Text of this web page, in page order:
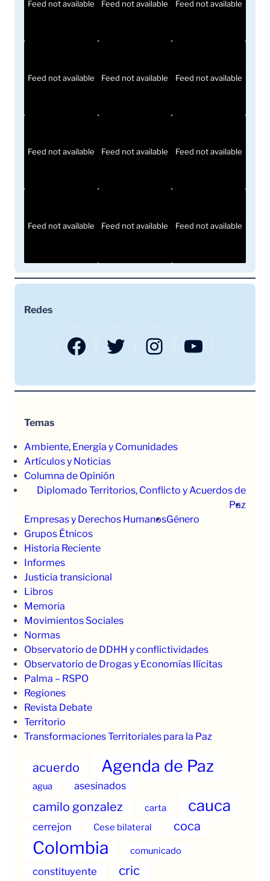
Feed not available Feed not available Feed not available
Feed not available Feed not available Feed not available
Feed not available Feed not available Feed not available
Feed not available Feed not available Feed not available
Redes
Facebook Twitter Instagram YouTube
Temas
Ambiente, Energía y Comunidades
Artículos y Noticias
Columna de Opinión
Diplomado Territorios, Conflicto y Acuerdos de
Paz
Empresas y Derechos HumanosGénero
Grupos Étnicos
Historia Reciente
Informes
Justicia transicional
Libros
Memoria
Movimientos Sociales
Normas
Observatorio de DDHH y conflictividades
Observatorio de Drogas y Economías Ilícitas
Palma – RSPO
Regiones
Revista Debate
Territorio
Transformaciones Territoriales para la Paz
acuerdo Agenda de Paz
agua asesinados
camilo gonzalez carta cauca
cerrejon Cese bilateral coca
Colombia comunicado
constituyente cric